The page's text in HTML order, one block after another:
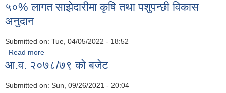
५०% लागत साझेदारीमा कृषि तथा पशुपन्छी विकास
अनुदान
Submitted on: Tue, 04/05/2022 - 18:52
Read more
आ.व. २०७८/७९ को बजेट
Submitted on: Sun, 09/26/2021 - 20:04